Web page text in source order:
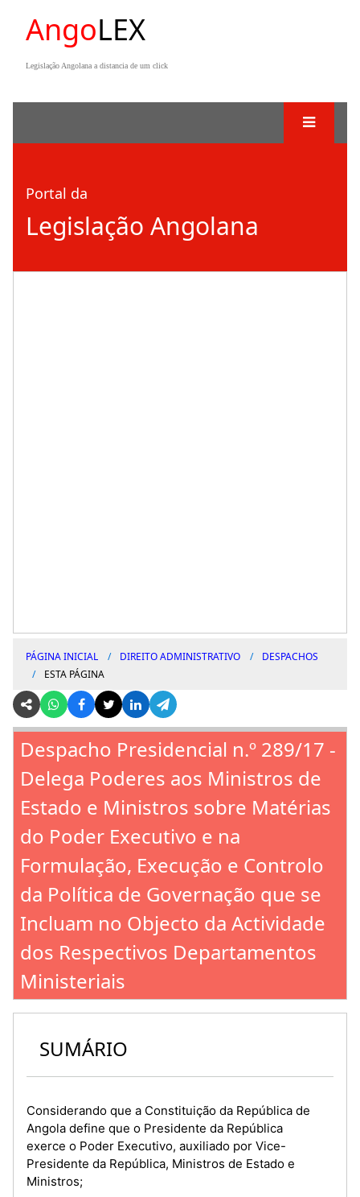
AngoLEX
Legislação Angolana a distancia de um click
Portal da
Legislação Angolana
PÁGINA INICIAL DIREITO ADMINISTRATIVO
DESPACHOS
ESTA PÁGINA
Despacho Presidencial n.º 289/17 -
Delega Poderes aos Ministros de
Estado e Ministros sobre Matérias
do Poder Executivo e na
Formulação, Execução e Controlo
da Política de Governação que se
Incluam no Objecto da Actividade
dos Respectivos Departamentos
Ministeriais
SUMÁRIO
Considerando que a Constituição da República de
Angola define que o Presidente da República
exerce o Poder Executivo, auxiliado por Vice-
Presidente da República, Ministros de Estado e
Ministros;